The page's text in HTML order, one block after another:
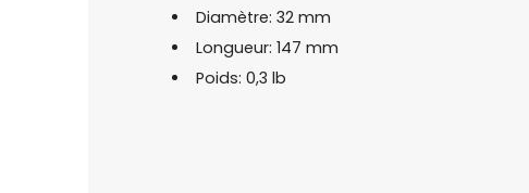
Diamètre: 32 mm
Longueur: 147 mm
Poids: 0,3 lb